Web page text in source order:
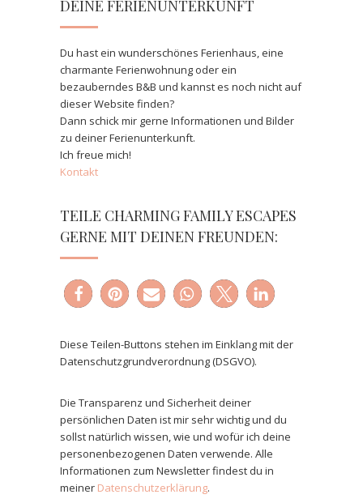
DEINE FERIENUNTERKUNFT
Du hast ein wunderschönes Ferienhaus, eine
charmante Ferienwohnung oder ein
bezauberndes B&B und kannst es noch nicht auf
dieser Website finden?
Dann schick mir gerne Informationen und Bilder
zu deiner Ferienunterkunft.
Ich freue mich!
Kontakt
TEILE CHARMING FAMILY ESCAPES
GERNE MIT DEINEN FREUNDEN:
Diese Teilen-Buttons stehen im Einklang mit der
Datenschutzgrundverordnung (DSGVO).
Die Transparenz und Sicherheit deiner
persönlichen Daten ist mir sehr wichtig und du
sollst natürlich wissen, wie und wofür ich deine
personenbezogenen Daten verwende. Alle
Informationen zum Newsletter findest du in
meiner Datenschutzerklärung.